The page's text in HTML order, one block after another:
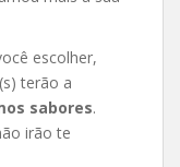
escolher,
terão a
sabores.
irão te